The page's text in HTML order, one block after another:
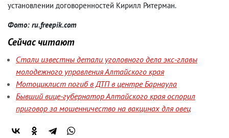
установлении договоренностей Кирилл Ритерман.
Фото: ru.freepik.com
Сейчас читают
Стали известны детали уголовного дела экс-главы
молодежного управления Алтайского края
Мотоциклист погиб в ДТП в центре Барнаула
Бывший вице-губернатор Алтайского края оспорил
приговор за мошенничество на вакцинах для овец